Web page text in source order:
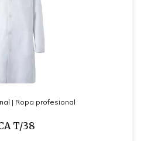
| Ropa profesional
T/38